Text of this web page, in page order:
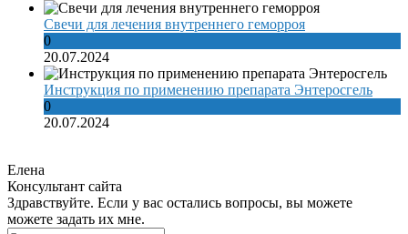
Свечи для лечения внутреннего геморроя
0
20.07.2024
Инструкция по применению препарата Энтеросгель
0
20.07.2024
Елена
Консультант сайта
Здравствуйте. Если у вас остались вопросы, вы можете
можете задать их мне.